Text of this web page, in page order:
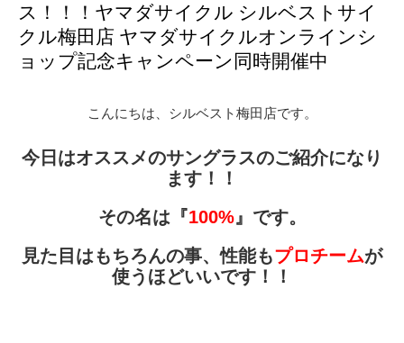
ス！！！ヤマダサイクル シルベストサイ
クル梅田店 ヤマダサイクルオンラインシ
ョップ記念キャンペーン同時開催中
こんにちは、シルベスト梅田店です。
今日はオススメのサングラスのご紹介になり
ます！！
その名は『100%』です。
見た目はもちろんの事、性能もプロチームが
使うほどいいです！！